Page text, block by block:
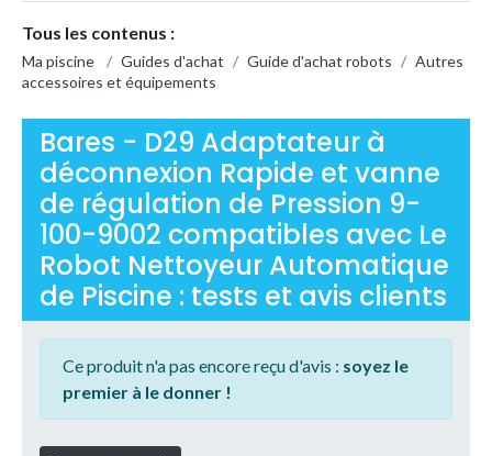
Tous les contenus :
Ma piscine / Guides d'achat / Guide d'achat robots / Autres
accessoires et équipements
Bares - D29 Adaptateur à
déconnexion Rapide et vanne
de régulation de Pression 9-
100-9002 compatibles avec Le
Robot Nettoyeur Automatique
de Piscine : tests et avis clients
Ce produit n'a pas encore reçu d'avis : soyez le
premier à le donner !